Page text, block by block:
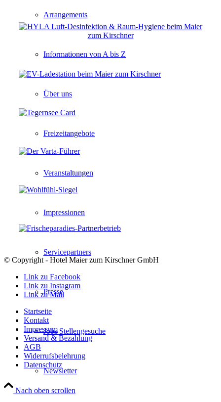
Arrangements
Informationen von A bis Z
Über uns
Freizeitangebote
Veranstaltungen
Impressionen
Servicepartners
Presse
Jobs Stellengesuche
Newsletter
© Copyright - Hotel Maier zum Kirschner GmbH
Link zu Facebook
Link zu Instagram
Link zu Mail
Startseite
Kontakt
Impressum
Versand & Bezahlung
AGB
Widerrufsbelehrung
Datenschutz
Nach oben scrollen